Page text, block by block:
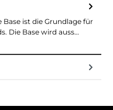
ist die Grundlage für
Die Base wird auss…